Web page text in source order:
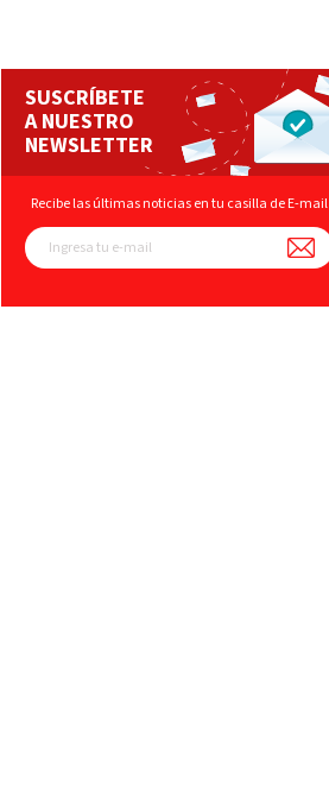
SUSCRÍBETE
A NUESTRO
NEWSLETTER
Recibe las últimas noticias en tu casilla de E-mail